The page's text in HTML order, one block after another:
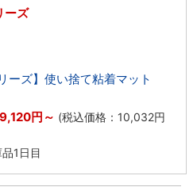
ーズ
ーズ】使い捨て粘着マット
9,120円 ～ (税込価格： 10,032円
1日目